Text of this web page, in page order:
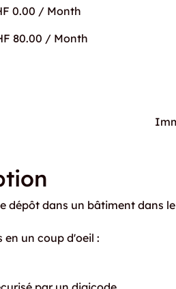
0.00 / Month
80.00 / Month
dépôt dans un bâtiment dans
en un coup d'oeil :